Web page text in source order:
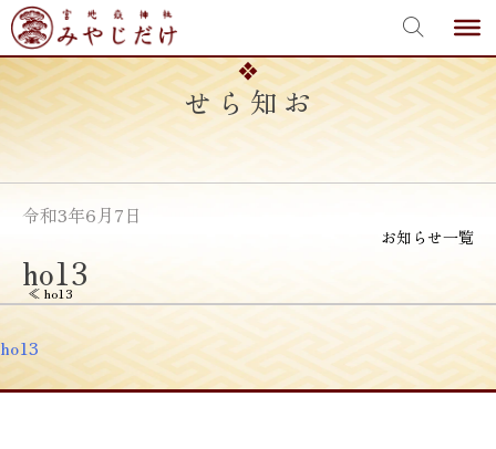
Skip
to
content
お知らせ
令和3年6月7日
お知らせ一覧
ho13
ho13
投
稿
ナ
ビ
≪ ho13